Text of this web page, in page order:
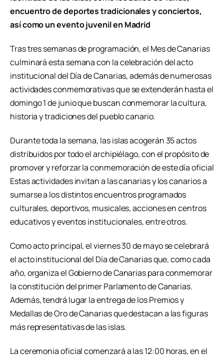
encuentro de deportes tradicionales y conciertos,
así como un evento juvenil en Madrid
Tras tres semanas de programación, el Mes de Canarias
culminará esta semana con la celebración del acto
institucional del Día de Canarias, además de numerosas
actividades conmemorativas que se extenderán hasta el
domingo 1 de junio que buscan conmemorar la cultura,
historia y tradiciones del pueblo canario.
Durante toda la semana, las islas acogerán 35 actos
distribuidos por todo el archipiélago, con el propósito de
promover y reforzar la conmemoración de este día oficial
Estas actividades invitan a las canarias y los canarios a
sumarse a los distintos encuentros programados
culturales, deportivos, musicales, acciones en centros
educativos y eventos institucionales, entre otros.
Como acto principal, el viernes 30 de mayo se celebrará
el acto institucional del Día de Canarias que, como cada
año, organiza el Gobierno de Canarias para conmemorar
la constitución del primer Parlamento de Canarias.
Además, tendrá lugar la entrega de los Premios y
Medallas de Oro de Canarias que destacan a las figuras
más representativas de las islas.
La ceremonia oficial comenzará a las 12:00 horas, en el